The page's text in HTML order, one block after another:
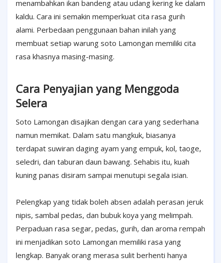
menambahkan ikan bandeng atau udang kering ke dalam
kaldu. Cara ini semakin memperkuat cita rasa gurih
alami. Perbedaan penggunaan bahan inilah yang
membuat setiap warung soto Lamongan memiliki cita
rasa khasnya masing-masing.
Cara Penyajian yang Menggoda
Selera
Soto Lamongan disajikan dengan cara yang sederhana
namun memikat. Dalam satu mangkuk, biasanya
terdapat suwiran daging ayam yang empuk, kol, taoge,
seledri, dan taburan daun bawang. Sehabis itu, kuah
kuning panas disiram sampai menutupi segala isian.
Pelengkap yang tidak boleh absen adalah perasan jeruk
nipis, sambal pedas, dan bubuk koya yang melimpah.
Perpaduan rasa segar, pedas, gurih, dan aroma rempah
ini menjadikan soto Lamongan memiliki rasa yang
lengkap. Banyak orang merasa sulit berhenti hanya